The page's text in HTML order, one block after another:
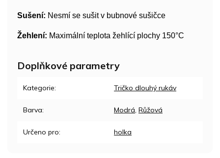
Sušení: Nesmí se sušit v bubnové sušičce
Žehlení: Maximální teplota žehlící plochy 150°C
Doplňkové parametry
Kategorie: Tričko dlouhý rukáv
Barva: Modrá, Růžová
Určeno pro: holka